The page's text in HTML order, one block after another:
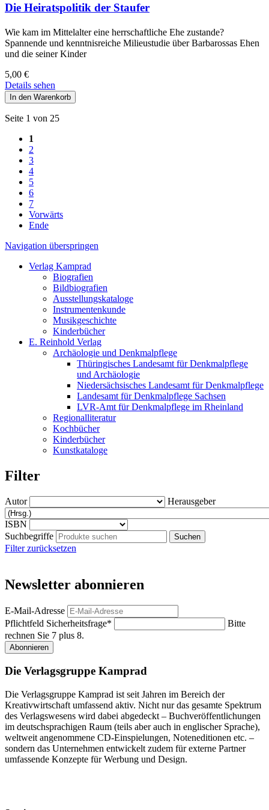
Die Heiratspolitik der Staufer
Wie kam im Mittelalter eine herrschaftliche Ehe zustande?
Spannende und kenntnisreiche Milieustudie über Barbarossas Ehen
und die seiner Kinder
5,00 €
Details sehen
Seite 1 von 25
1
2
3
4
5
6
7
Vorwärts
Ende
Navigation überspringen
Verlag Kamprad
Biografien
Bildbiografien
Ausstellungskataloge
Instrumentenkunde
Musikgeschichte
Kinderbücher
E. Reinhold Verlag
Archäologie und Denkmalpflege
Thüringisches Landesamt für Denkmalpflege
und Archäologie
Niedersächsisches Landesamt für Denkmalpflege
Landesamt für Denkmalpflege Sachsen
LVR-Amt für Denkmalpflege im Rheinland
Regionalliteratur
Kochbücher
Kinderbücher
Kunstkataloge
Filter
Autor Herausgeber
ISBN
Suchbegriffe
Filter zurücksetzen
Newsletter abonnieren
E-Mail-Adresse
Pflichtfeld Sicherheitsfrage*
Bitte
rechnen Sie 7 plus 8.
Abonnieren
Die Verlagsgruppe Kamprad
Die Verlagsgruppe Kamprad ist seit Jahren im Bereich der
Kreativwirtschaft umfassend aktiv. Nicht nur das gesamte Spektrum
des Verlagswesens wird dabei abgedeckt – Buchveröffentlichungen
im deutschsprachigen Raum (teils aber auch in englischer Sprache),
weltweit angenommene CD-Einspielungen, Noteneditionen etc. –
sondern das Unternehmen entwickelt zudem für externe Partner
umfassende Konzepte für Werbung und Design.